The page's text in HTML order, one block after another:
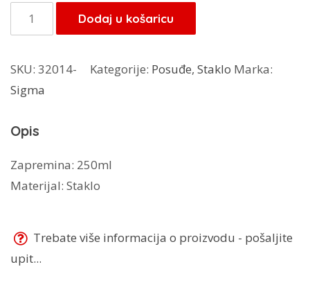
je:
4,00 KM.
3,40 KM.
Sigma
boca
maslinovo
ulje
941310
količina
Dodaj u košaricu
SKU: 32014- Kategorije: Posuđe, Staklo Marka:
Sigma
Opis
Zapremina: 250ml
Materijal: Staklo
Trebate više informacija o proizvodu - pošaljite
upit...